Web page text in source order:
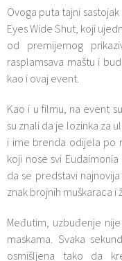
Ovoga puta tajni
Eyes Wide Shut, koji
od premijernog
rasplamsava maštu i
kao i ovaj event.
Kao i u filmu, na event
su znali da je lozinka za
i ime brenda odijela po
koji nose svi
da se predstavi
znak brojnih muškaraca i
Međutim, uzbuđenje
maskama. Svaka
osmišljena tako da